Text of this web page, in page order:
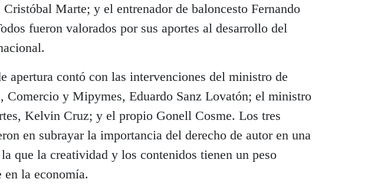
Marte; y el entrenador de baloncesto Fernando
fueron valorados por sus aportes al desarrollo del
apertura contó con las intervenciones del ministro de
Comercio y Mipymes, Eduardo Sanz Lovatón; el ministro
Kelvin Cruz; y el propio Gonell Cosme. Los tres
en subrayar la importancia del derecho de autor en una
la que la creatividad y los contenidos tienen un peso
en la economía.